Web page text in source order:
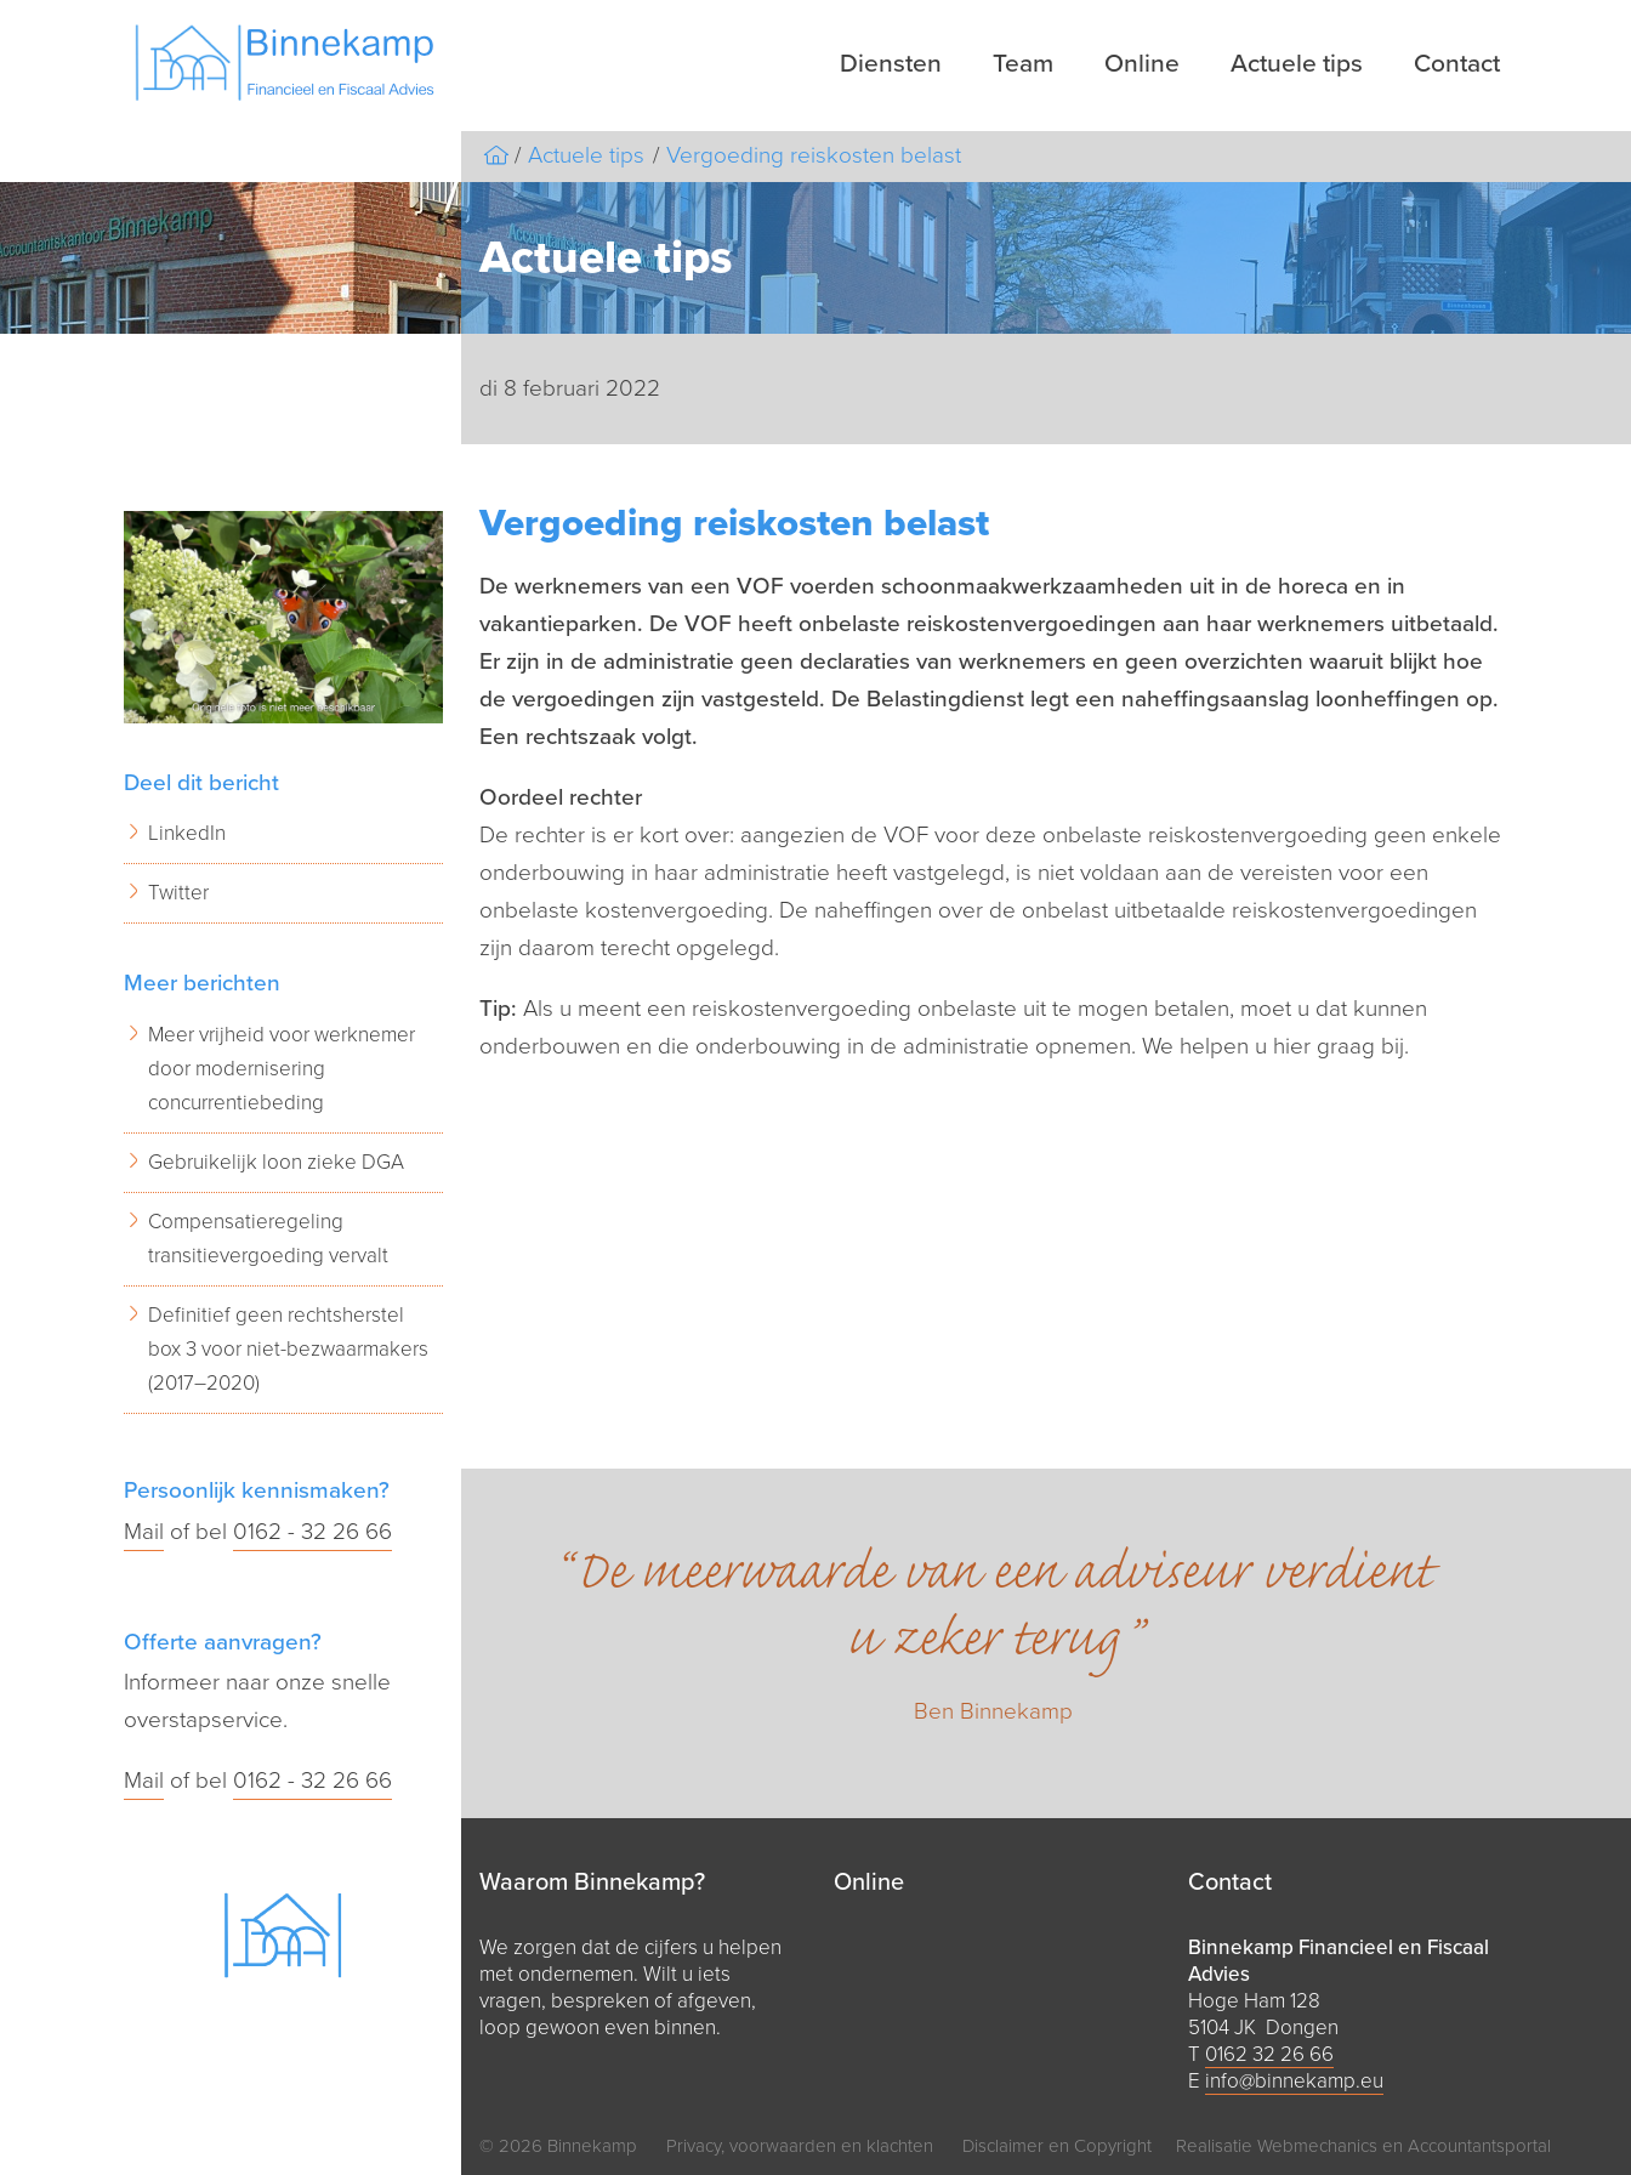
Diensten Team Online Actuele tips Contact
Actuele tips Vergoeding reiskosten belast
Actuele tips
di 8 februari 2022
Vergoeding reiskosten belast
De werknemers van een VOF voerden schoonmaakwerkzaamheden uit in de horeca en in
vakantieparken. De VOF heeft onbelaste reiskostenvergoedingen aan haar werknemers uitbetaald.
Er zijn in de administratie geen declaraties van werknemers en geen overzichten waaruit blijkt hoe
de vergoedingen zijn vastgesteld. De Belastingdienst legt een naheffingsaanslag loonheffingen op.
Een rechtszaak volgt.
Oordeel rechter
De rechter is er kort over: aangezien de VOF voor deze onbelaste reiskostenvergoeding geen enkele
onderbouwing in haar administratie heeft vastgelegd, is niet voldaan aan de vereisten voor een
onbelaste kostenvergoeding. De naheffingen over de onbelast uitbetaalde reiskostenvergoedingen
zijn daarom terecht opgelegd.
Tip: Als u meent een reiskostenvergoeding onbelaste uit te mogen betalen, moet u dat kunnen
onderbouwen en die onderbouwing in de administratie opnemen. We helpen u hier graag bij.
Deel dit bericht
LinkedIn
Twitter
Meer berichten
Meer vrijheid voor werknemer
door modernisering
concurrentiebeding
Gebruikelijk loon zieke DGA
Compensatieregeling
transitievergoeding vervalt
Definitief geen rechtsherstel
box 3 voor niet-bezwaarmakers
(2017–2020)
Persoonlijk kennismaken?
Mail of bel 0162 - 32 26 66
Offerte aanvragen?
Informeer naar onze snelle
overstapservice.
Mail of bel 0162 - 32 26 66
De meerwaarde van een adviseur verdient
u zeker terug
Ben Binnekamp
Waarom Binnekamp?
We zorgen dat de cijfers u helpen
met ondernemen. Wilt u iets
vragen, bespreken of afgeven,
loop gewoon even binnen.
Online Contact
Binnekamp Financieel en Fiscaal
Advies
Hoge Ham 128
5104 JK Dongen
T 0162 32 26 66
E info@binnekamp.eu
© 2026 Binnekamp Privacy, voorwaarden en klachten Disclaimer en Copyright Realisatie Webmechanics en Accountantsportal